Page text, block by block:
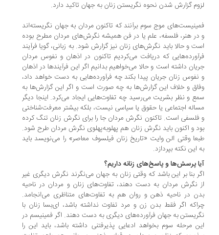
گزارش شدن نحوه نگریستن زنان به جهان تاکید دارد.
موج سوم برآنند که تاکنون مردان به جهان نگریسته‌اند
هنر، فلسفه، علم یا در فن همیشه نگرش‌های مردان مطرح بوده
و حالا باید نگرش‌های زنان نیز گزارش شود. به زبانی، گویا فرآیند
که دریافت می‌کردیم تاکنون در اذهان و نفوس مردان
داشته است و حالا می‌خواهیم بدانیم اگر این فرآیندها در اذهان
زنان جریان پیدا بکند چه فرآورده‌هایی به دست خواهد داد،
و خلاف این گزارش‌ها به چه صورت است و اگر این گزارش‌ها به
و نظر بشریت می‌رسید چه تفاوت‌هایی ایجاد می‌کرد. اینجا دیگر
اجتماعی یا حقوق یا سیاسی نیست، بلکه بیشتر معرفت‌شناختی
است. تاکنون نگرش مردان جا را برای نگرش زنان تنگ کرده
و اکنون باید نگرش زنان هم پهلوبه‌پهلوی نگرش مردان طرح شود.
وقتی الن وایت «تاریخ زنان فیلسوف معاصر» را می‌نویسد باید
این نکته بپردازد.
پرسش‌ها و پاسخ‌های زنانه داریم؟
بنا بر این باشد که وقتی زنان به جهان می‌نگرند نگرش دیگری غیر
نگرش مردان به دست دهند، تفاوت‌های زنان و مردان در ناحیه
در ناحیه ذهن و روان هم به تفاوت‌های متناظری می‌انجامد.
اگر فقط بدن زن و مرد تفاوت نداشته باشد، ای‌بسا زنان با
به جهان فرآورده‌های دیگری به دست دهند. اگر فمینیسم در
مرحله سوم بخواهد ادعایی پذیرفتنی داشته باشد، باید این را